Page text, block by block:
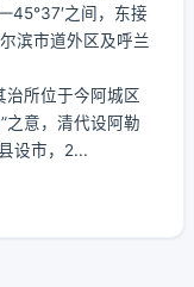
之间，东接
滨市道外区及呼兰
治所位于今阿城区
之意，清代设阿勒
设市，2...